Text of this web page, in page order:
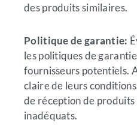
des produits similaires.
Politique de garantie:
les politiques de
fournisseurs potentiels.
claire de leurs
de réception de
inadéquats.